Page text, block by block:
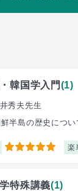
韓国学入門(1)
秀夫先生
半島の歴史につい
5 楽
特殊講義(1)